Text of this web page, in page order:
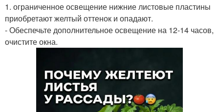
1. ограниченное освещение нижние листовые пластины
приобретают желтый оттенок и опадают.
- Обеспечьте дополнительное освещение на 12-14 часов,
очистите окна.